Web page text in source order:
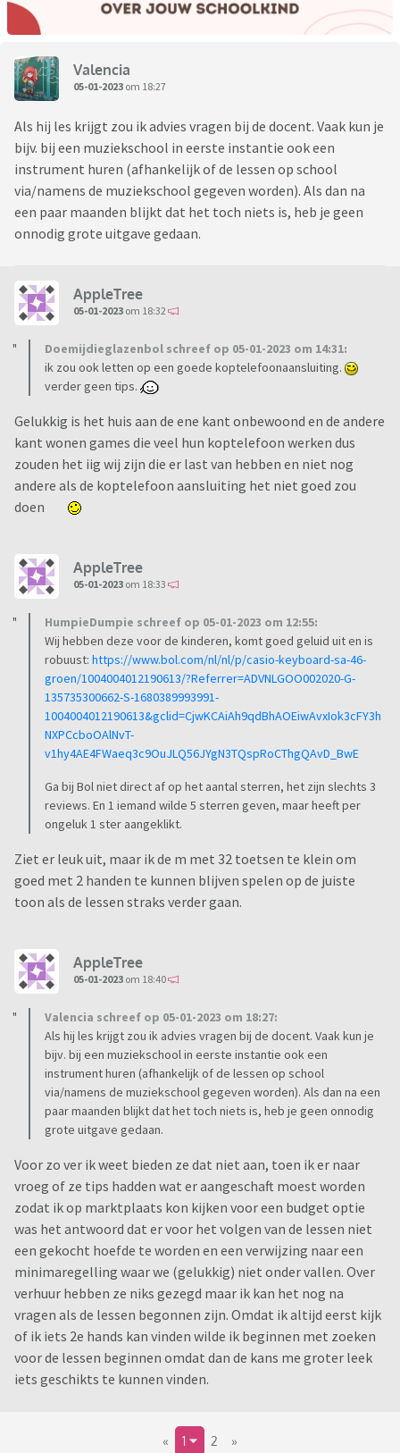
Valencia
05-01-2023 om 18:27
Als hij les krijgt zou ik advies vragen bij de docent. Vaak kun je
bijv. bij een muziekschool in eerste instantie ook een
instrument huren (afhankelijk of de lessen op school
via/namens de muziekschool gegeven worden). Als dan na
een paar maanden blijkt dat het toch niets is, heb je geen
onnodig grote uitgave gedaan.
AppleTree
05-01-2023 om 18:32
Doemijdieglazenbol schreef op 05-01-2023 om 14:31:
ik zou ook letten op een goede koptelefoonaansluiting.
verder geen tips.
Gelukkig is het huis aan de ene kant onbewoond en de andere
kant wonen games die veel hun koptelefoon werken dus
zouden het iig wij zijn die er last van hebben en niet nog
andere als de koptelefoon aansluiting het niet goed zou
doen
AppleTree
05-01-2023 om 18:33
HumpieDumpie schreef op 05-01-2023 om 12:55:
Wij hebben deze voor de kinderen, komt goed geluid uit en is
robuust: https://www.bol.com/nl/nl/p/casio-keyboard-sa-46-
groen/1004004012190613/?Referrer=ADVNLGOO002020-G-
135735300662-S-1680389993991-
1004004012190613&gclid=CjwKCAiAh9qdBhAOEiwAvxIok3cFY3h
NXPCcboOAlNvT-
v1hy4AE4FWaeq3c9OuJLQ56JYgN3TQspRoCThgQAvD_BwE
Ga bij Bol niet direct af op het aantal sterren, het zijn slechts 3
reviews. En 1 iemand wilde 5 sterren geven, maar heeft per
ongeluk 1 ster aangeklikt.
Ziet er leuk uit, maar ik de m met 32 toetsen te klein om
goed met 2 handen te kunnen blijven spelen op de juiste
toon als de lessen straks verder gaan.
AppleTree
05-01-2023 om 18:40
Valencia schreef op 05-01-2023 om 18:27:
Als hij les krijgt zou ik advies vragen bij de docent. Vaak kun je
bijv. bij een muziekschool in eerste instantie ook een
instrument huren (afhankelijk of de lessen op school
via/namens de muziekschool gegeven worden). Als dan na een
paar maanden blijkt dat het toch niets is, heb je geen onnodig
grote uitgave gedaan.
Voor zo ver ik weet bieden ze dat niet aan, toen ik er naar
vroeg of ze tips hadden wat er aangeschaft moest worden
zodat ik op marktplaats kon kijken voor een budget optie
was het antwoord dat er voor het volgen van de lessen niet
een gekocht hoefde te worden en een verwijzing naar een
minimaregelling waar we (gelukkig) niet onder vallen. Over
verhuur hebben ze niks gezegd maar ik kan het nog na
vragen als de lessen begonnen zijn. Omdat ik altijd eerst kijk
of ik iets 2e hands kan vinden wilde ik beginnen met zoeken
voor de lessen beginnen omdat dan de kans me groter leek
iets geschikts te kunnen vinden.
« 1 2 »